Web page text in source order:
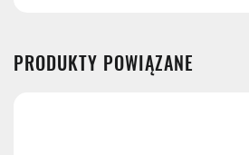
PRODUKTY POWIĄZANE